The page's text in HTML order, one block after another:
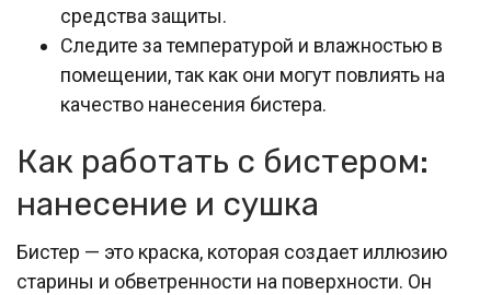
средства защиты.
Следите за температурой и влажностью в
помещении, так как они могут повлиять на
качество нанесения бистера.
Как работать с бистером:
нанесение и сушка
Бистер — это краска, которая создает иллюзию
старины и обветренности на поверхности. Он